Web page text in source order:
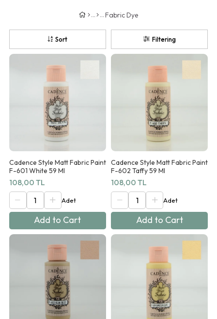
Fabric Dye
Filtering
Sort
Cadence Style Matt Fabric Paint
F-601 White 59 Ml
108,00 TL
Add to Cart
Cadence Style Matt Fabric Paint
F-602 Taffy 59 Ml
108,00 TL
Add to Cart